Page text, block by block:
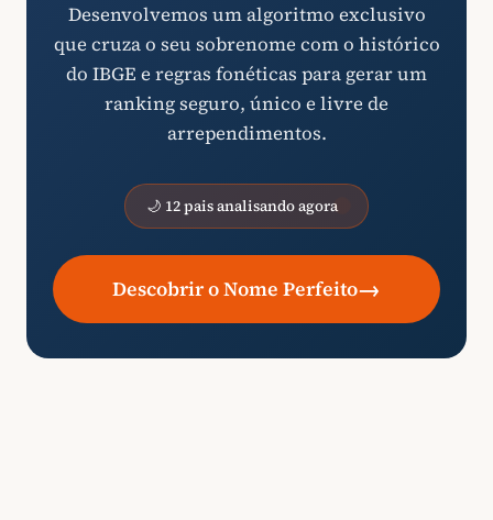
Desenvolvemos um algoritmo exclusivo
que cruza o seu sobrenome com o histórico
do IBGE e regras fonéticas para gerar um
ranking seguro, único e livre de
arrependimentos.
🌙 12 pais analisando agora
Descobrir o Nome Perfeito→